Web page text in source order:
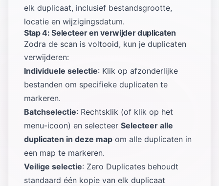
elk duplicaat, inclusief bestandsgrootte,
locatie en wijzigingsdatum.
Stap 4: Selecteer en verwijder duplicaten
Zodra de scan is voltooid, kun je duplicaten
verwijderen:
Individuele selectie: Klik op afzonderlijke
bestanden om specifieke duplicaten te
markeren.
Batchselectie: Rechtsklik (of klik op het
menu-icoon) en selecteer Selecteer alle
duplicaten in deze map om alle duplicaten in
een map te markeren.
Veilige selectie: Zero Duplicates behoudt
standaard één kopie van elk duplicaat